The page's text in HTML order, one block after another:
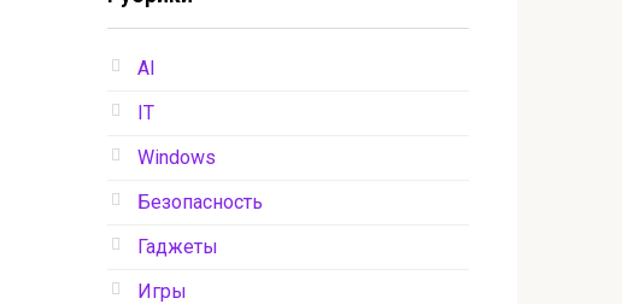
AI
IT
Windows
Безопасность
Гаджеты
Игры